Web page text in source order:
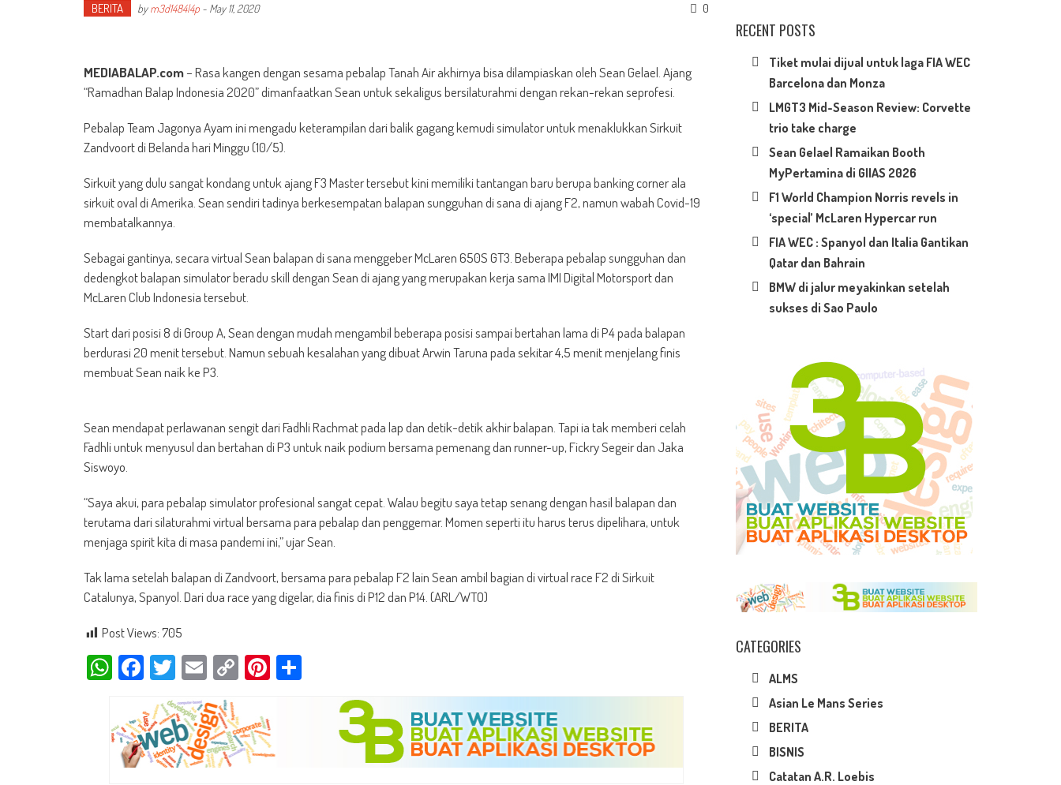
BERITA bym3d1484l4p - May 11, 2020 0
MEDIABALAP.com– Rasa kangen dengan sesama pebalap Tanah Air akhirnya bisa dilampiaskan oleh Sean Gelael. Ajang
“Ramadhan Balap Indonesia 2020” dimanfaatkan Sean untuk sekaligus bersilaturahmi dengan rekan-rekan seprofesi.
Pebalap Team Jagonya Ayam ini mengadu keterampilan dari balik gagang kemudi simulator untuk menaklukkan Sirkuit
Zandvoort di Belanda hari Minggu (10/5).
Sirkuit yang dulu sangat kondang untuk ajang F3 Master tersebut kini memiliki tantangan baru berupa banking corner ala
sirkuit oval di Amerika. Sean sendiri tadinya berkesempatan balapan sungguhan di sana di ajang F2, namun wabah Covid-19
membatalkannya.
Sebagai gantinya, secara virtual Sean balapan di sana menggeber McLaren 650S GT3. Beberapa pebalap sungguhan dan
dedengkot balapan simulator beradu skill dengan Sean di ajang yang merupakan kerja sama IMI Digital Motorsport dan
McLaren Club Indonesia tersebut.
Start dari posisi 8 di Group A, Sean dengan mudah mengambil beberapa posisi sampai bertahan lama di P4 pada balapan
berdurasi 20 menit tersebut. Namun sebuah kesalahan yang dibuat Arwin Taruna pada sekitar 4,5 menit menjelang finis
membuat Sean naik ke P3.
Sean mendapat perlawanan sengit dari Fadhli Rachmat pada lap dan detik-detik akhir balapan. Tapi ia tak memberi celah
Fadhli untuk menyusul dan bertahan di P3 untuk naik podium bersama pemenang dan runner-up, Fickry Segeir dan Jaka
Siswoyo.
“Saya akui, para pebalap simulator profesional sangat cepat. Walau begitu saya tetap senang dengan hasil balapan dan
terutama dari silaturahmi virtual bersama para pebalap dan penggemar. Momen seperti itu harus terus dipelihara, untuk
menjaga spirit kita di masa pandemi ini,” ujar Sean.
Tak lama setelah balapan di Zandvoort, bersama para pebalap F2 lain Sean ambil bagian di virtual race F2 di Sirkuit
Catalunya, Spanyol. Dari dua race yang digelar, dia finis di P12 dan P14. (ARL/WTO)
Post Views:705
WhatsApp
Facebook
TwitterEmailCopyPinterest
RECENT POSTS
Tiket mulai dijual untuk laga FIA WEC
Barcelona dan Monza
LMGT3 Mid-Season Review: Corvette
trio take charge
Sean Gelael Ramaikan Booth
MyPertamina di GIIAS 2026
F1 World Champion Norris revels in
‘special’ McLaren Hypercar run
FIA WEC : Spanyol dan Italia Gantikan
Qatar dan Bahrain
BMW di jalur meyakinkan setelah
sukses di Sao Paulo
CATEGORIES
ALMS
Asian Le Mans Series
BERITA
BISNIS
Catatan A.R. Loebis